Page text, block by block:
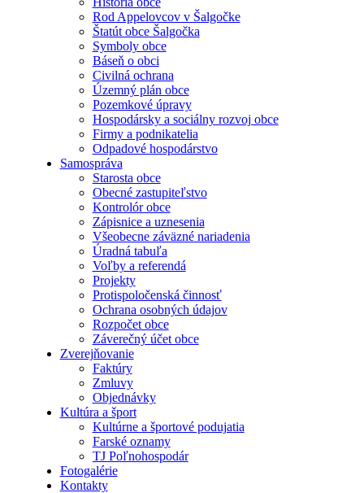
Rod Appelovcov v Šalgočke
Štatút obce Šalgočka
Symboly obce
Báseň o obci
Civilná ochrana
Územný plán obce
Pozemkové úpravy
Hospodársky a sociálny rozvoj obce
Firmy a podnikatelia
Odpadové hospodárstvo
Samospráva
Starosta obce
Obecné zastupiteľstvo
Kontrolór obce
Zápisnice a uznesenia
Všeobecne záväzné nariadenia
Úradná tabuľa
Voľby a referendá
Projekty
Protispoločenská činnosť
Ochrana osobných údajov
Rozpočet obce
Záverečný účet obce
Zverejňovanie
Faktúry
Zmluvy
Objednávky
Kultúra a šport
Kultúrne a športové podujatia
Farské oznamy
TJ Poľnohospodár
Fotogalérie
Kontakty